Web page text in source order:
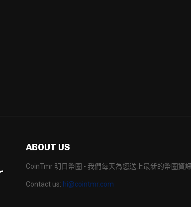
ABOUT US
CoinTmr 明日幣圈 - 我們每天為您送上最新的幣圈資訊
Contact us: hi@cointmr.com